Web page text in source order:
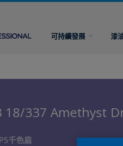
可持續發展 漆
18/337 Amethyst
千色扇